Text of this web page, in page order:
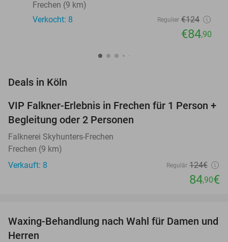
Frechen (9 km)
Verkocht: 8
Regulier €124
€84,90
Deals in Köln
32%
VIP Falkner-Erlebnis in Frechen für 1 Person +
Begleitung oder 2 Personen
Falknerei Skyhunters-Frechen
Frechen (9 km)
Verkauft: 8
Regulär 124€
84,90€
38%
Waxing-Behandlung nach Wahl für Damen und
Herren